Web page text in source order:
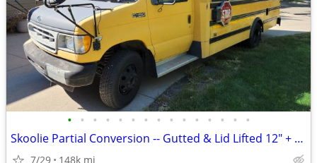
• • • • • • • • • • • • • • •
Skoolie Partial Conversion -- Gutted & Lid Lifted 12" + Materials
7/29 148k mi